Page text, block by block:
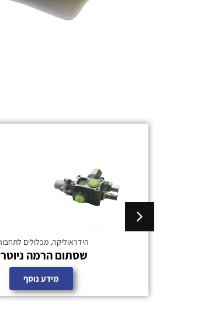
הידראוליקה, מכלולים
שסתום הרמה
מידע נוסף